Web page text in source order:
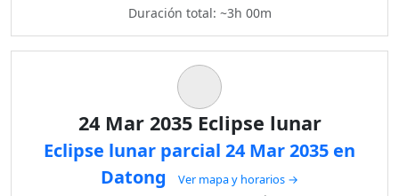
Duración total: ~3h 00m
24 Mar 2035 Eclipse lunar
Eclipse lunar parcial 24 Mar 2035 en
Datong
Ver mapa y horarios →